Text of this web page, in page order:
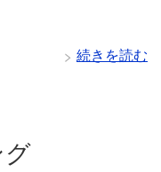
続きを読む
グ